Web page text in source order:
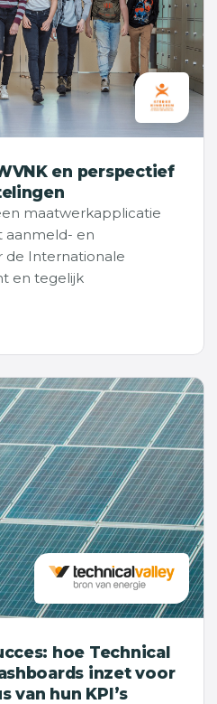
en perspectief
maatwerkapplicatie
aanmeld- en
de Internationale
en tegelijk
hoe Technical
inzet voor
van hun KPI’s